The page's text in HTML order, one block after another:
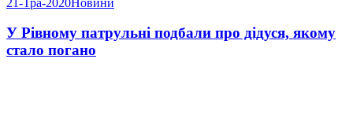
У Рівному патрульні подбали про дідуся, якому
стало погано